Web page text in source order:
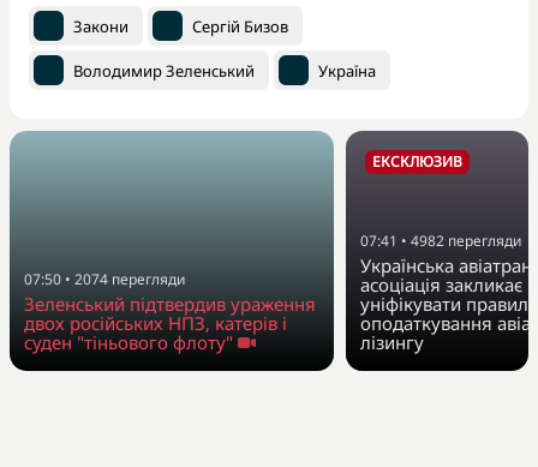
Закони Сергій Бизов
Володимир Зеленський Україна
07:50 • 2074 перегляди
Зеленський підтвердив ураження
двох російських НПЗ, катерів і
суден "тіньового флоту"
ЕКСКЛЮЗИВ
07:41 • 4982 перегляди
Українська
асоціація закликає
уніфікувати правила
оподаткування
лізингу